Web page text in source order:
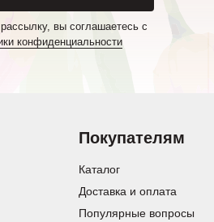
вы соглашаетесь с
конфиденциальности
Покупателям
Каталог
Доставка и оплата
Популярные вопросы